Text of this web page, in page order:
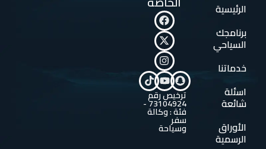
الرئيسية
برنامجك
السياحي
خدماتنا
اسئلة
شائعة
الأوراق
الرسمية
ترخيص رقم
73104924 -
فئة : وكالة
سفر
وسياحة